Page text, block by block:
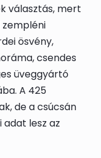
választás, mert
zempléni
ösvény,
csendes
üveggyártó
A 425
de a csúcsán
lesz az